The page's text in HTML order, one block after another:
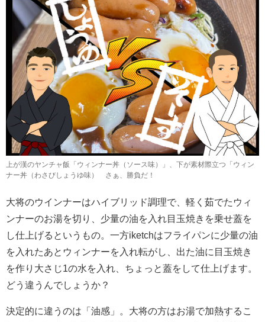
上が漢のヤンチャ飯「ウィンナー丼（ソース味）」、下が素材際立つ「ウィン
ナー丼（わさびしょうゆ味） さぁ、勝負だ！
大将のウインナーはハイブリッド調理で、軽く茹でたウィ
ンナーのお湯を切り、少量の油を入れ目玉焼きを乗せ蓋を
し仕上げるというもの。一方iketchはフライパンに少量の油
を入れたあとウィンナーを入れ転がし、出た油に目玉焼き
を作り大さじ1の水を入れ、ちょっと蓋をして仕上げます。
どう違うんでしょうか？
決定的に違うのは「油感」。大将の方はお湯で加熱するこ